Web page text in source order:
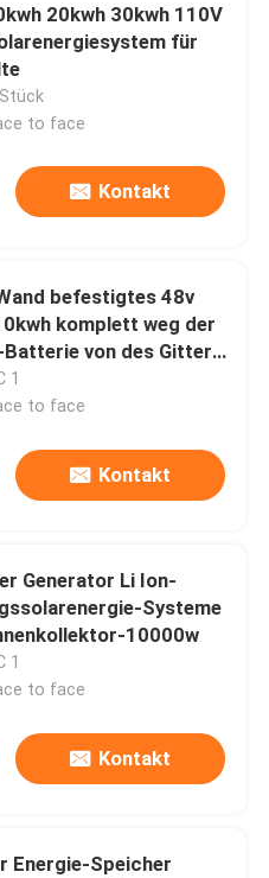
20kwh 30kwh 110V
für
to face
Kontakt
befestigtes 48v
komplett weg der
Batterie von des Gitter-
Lifepo4
1
to face
Kontakt
Generator Li Ion-
Systeme
10000w
1
to face
Kontakt
Energie-Speicher